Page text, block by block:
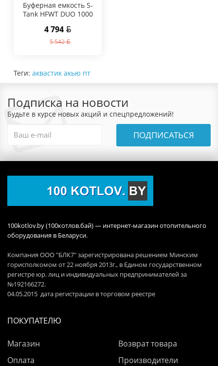
Буферная емкость S-
Tank HFWT DUO 1000
4 794
5 542
Теги: аквастик акью пт
Подписка на новости
Будьте в курсе новых акций и спецпредложений!
ПОДПИСАТЬСЯ
100kotlov.by (100котлов.бай) — интернет-магазин отопительного
оборудования в Беларуси.
Компания ООО "БЛК7" зарегистрирована решением Минским
горисполкомом от 22 ноября 2013г., в Едином государственном
регистре юр. лиц и индивидуальных предпринимателей за
№192166272.
04.05.2015 дата регистрации в торговом реестре
ПОКУПАТЕЛЮ
Магазин
Оплата
Возврат товара
Производители